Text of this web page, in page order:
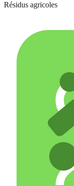
Résidus agricoles